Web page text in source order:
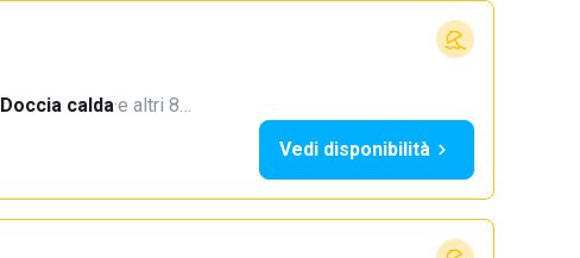
Doccia calda·e altri 8…
Vedi disponibilità